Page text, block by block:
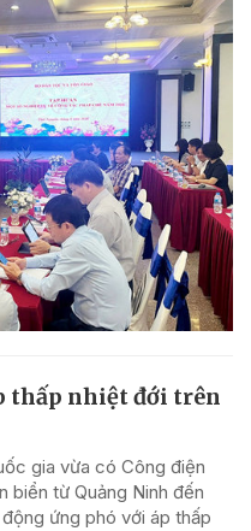
thấp nhiệt đới trên
gia vừa có Công điện
biển từ Quảng Ninh đến
ứng phó với áp thấp